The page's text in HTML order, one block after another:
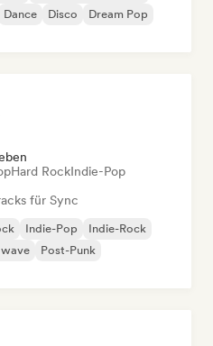
Dance Disco
Dream Pop
Hard RockIndie-Pop
für Sync
Indie-Pop
Indie-Rock
Post-Punk